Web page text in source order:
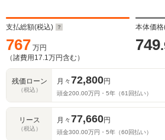
支払総額(税込)
767 万円
（諸費用 17.1万円含む）
本体価
749
残価ローン
（税込）
月々72,800円
頭金200.00万円・ 5年（61 回払い）
リース
（税込）
月々77,660円
頭金300.00万円・ 5年（60 回払い）